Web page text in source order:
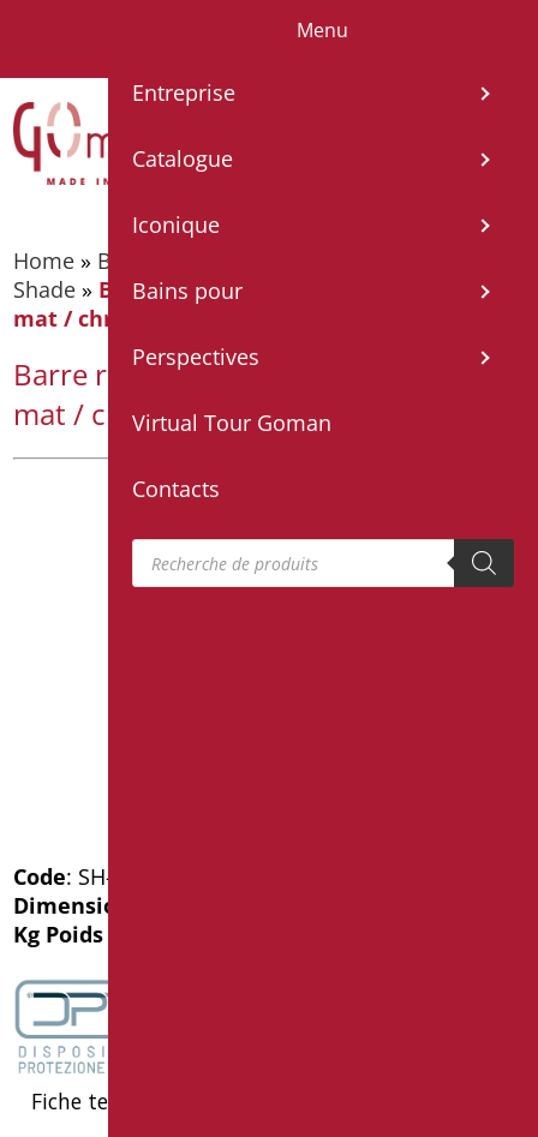
IT EN
Home » Barres fixes et rabattables
Shade » Barre rabattable shade cm. 75 blanc
mat / chrome
Barre rabattable shade cm. 75 blanc
mat / chrome
Code: SH-B75/30
Dimensions
Kg Poids de l'emballage
Fiche technique
Menu
Entreprise
Catalogue
Iconique
Bains pour
Perspectives
Virtual Tour Goman
Contacts
Recherche de produits